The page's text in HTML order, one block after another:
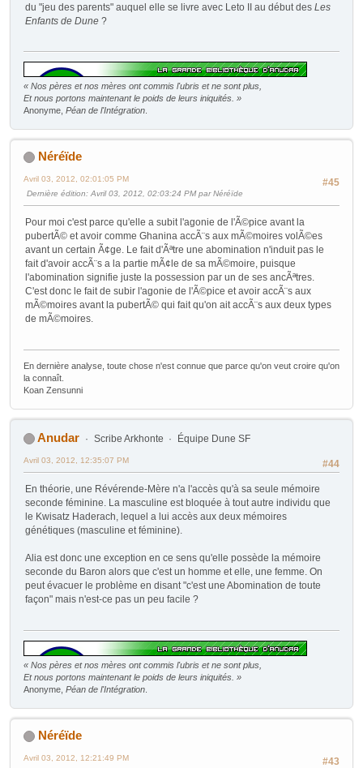
du "jeu des parents" auquel elle se livre avec Leto II au début des Les
Enfants de Dune ?
« Nos pères et nos mères ont commis l'ubris et ne sont plus,
Et nous portons maintenant le poids de leurs iniquités. »
Anonyme, Péan de l'Intégration
Néréïde
#45
Avril 03, 2012, 02:01:05 PM
Dernière édition: Avril 03, 2012, 02:03:24 PM par Néréïde
Pour moi c'est parce qu'elle a subit l'agonie de l'Ã©pice avant la
pubertÃ© et avoir comme Ghanina accÃ¨s aux mÃ©moires volÃ©es
avant un certain Ã¢ge. Le fait d'Ãªtre une abomination n'induit pas le
fait d'avoir accÃ¨s a la partie mÃ¢le de sa mÃ©moire, puisque
l'abomination signifie juste la possession par un de ses ancÃªtres.
C'est donc le fait de subir l'agonie de l'Ã©pice et avoir accÃ¨s aux
mÃ©moires avant la pubertÃ© qui fait qu'on ait accÃ¨s aux deux types
de mÃ©moires.
En dernière analyse, toute chose n'est connue que parce qu'on veut croire qu'on
la connaît.
Koan Zensunni
Anudar Scribe Arkhonte Équipe Dune SF
#44
Avril 03, 2012, 12:35:07 PM
En théorie, une Révérende-Mère n'a l'accès qu'à sa seule mémoire
seconde féminine. La masculine est bloquée à tout autre individu que
le Kwisatz Haderach, lequel a lui accès aux deux mémoires
génétiques (masculine et féminine).
Alia est donc une exception en ce sens qu'elle possède la mémoire
seconde du Baron alors que c'est un homme et elle, une femme. On
peut évacuer le problème en disant "c'est une Abomination de toute
façon" mais n'est-ce pas un peu facile ?
« Nos pères et nos mères ont commis l'ubris et ne sont plus,
Et nous portons maintenant le poids de leurs iniquités. »
Anonyme, Péan de l'Intégration
Néréïde
#43
Avril 03, 2012, 12:21:49 PM